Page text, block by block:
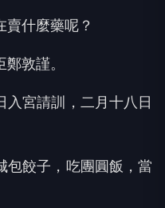
什麼藥呢？
敦謹。
入宮請訓，二月十八日
包餃子，吃團圓飯，當